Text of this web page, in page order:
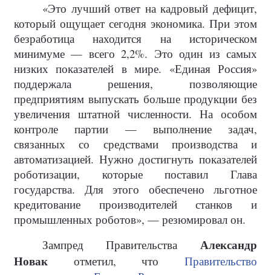
«Это лучший ответ на кадровый дефицит,
который ощущает сегодня экономика. При этом
безработица находится на историческом
минимуме — всего 2,2%. Это один из самых
низких показателей в мире. «Единая Россия»
поддержала решения, позволяющие
предприятиям выпускать больше продукции без
увеличения штатной численности. На особом
контроле партии — выполнение задач,
связанных со средствами производства и
автоматизацией. Нужно достигнуть показателей
роботизации, которые поставил Глава
государства. Для этого обеспечено льготное
кредитование производителей станков и
промышленных роботов», — резюмировал он.
Зампред Правительства Александр
Новак отметил, что Правительство